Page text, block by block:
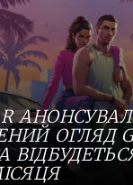
ОГЛЯД